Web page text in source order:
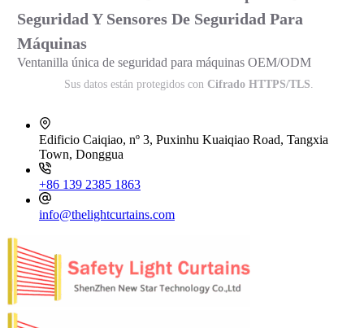
Seguridad Y Sensores De Seguridad Para
Máquinas
Ventanilla única de seguridad para máquinas OEM/ODM
Sus datos están protegidos con Cifrado HTTPS/TLS
Edificio Caiqiao, nº 3, Puxinhu Kuaiqiao Road, Tangxia
Town, Donggua
+86 139 2385 1863
info@thelightcurtains.com